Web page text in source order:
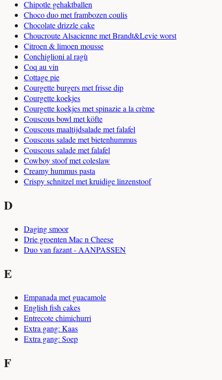
Chipotle gehaktballen
Choco duo met frambozen coulis
Chocolate drizzle cake
Choucroute Alsacienne met Brandt&Levie worst
Citroen & limoen mousse
Conchiglioni al ragù
Coq au vin
Cottage pie
Courgette burgers met frisse dip
Courgette koekjes
Courgette koekjes met spinazie a la crème
Couscous bowl met köfte
Couscous maaltijdsalade met falafel
Couscous salade met bietenhummus
Couscous salade met falafel
Cowboy stoof met coleslaw
Creamy hummus pasta
Crispy schnitzel met kruidige linzenstoof
D
Daging smoor
Drie groenten Mac n Cheese
Duo van fazant - AANPASSEN
E
Empanada met guacamole
English fish cakes
Entrecote chimichurri
Extra gang: Kaas
Extra gang: Soep
F